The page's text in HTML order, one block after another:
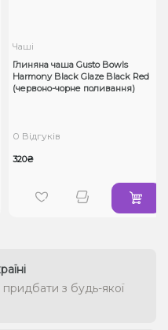
Чаші
Глиняна чаша Gusto Bowls
Harmony Black Glaze Black Red
(червоно-чорне поливання)
0 Відгуків
320₴
з будь-якої